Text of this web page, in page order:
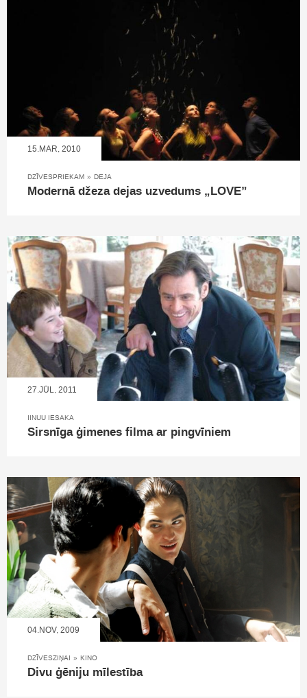
15.MAR, 2010
DZĪVESPRIEKAM » DEJA
Modernā džeza dejas uzvedums „LOVE”
27.JŪL, 2011
IINUU IESAKA
Sirsnīga ģimenes filma ar pingvīniem
04.NOV, 2009
DZĪVESZIŅAI » KINO
Divu ģēniju mīlestība